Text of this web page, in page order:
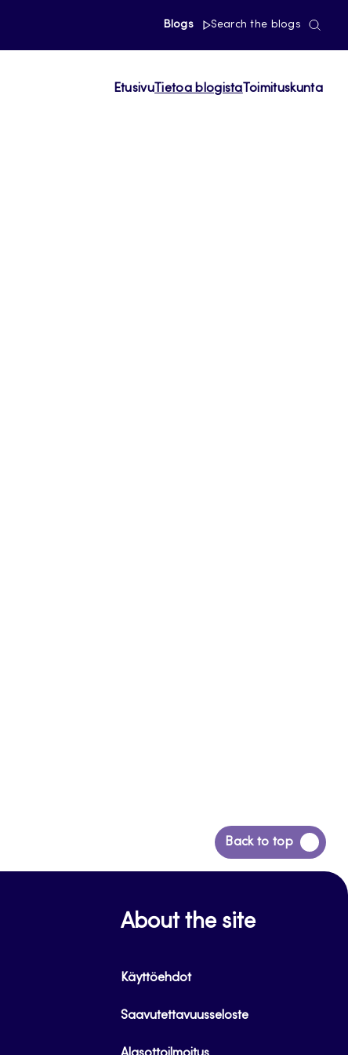
Blogs Search the blogs
Etusivu Tietoa blogista Toimituskunta
Back to top
Siirry
takaisin
About the site
Käyttöehdot
Saavutettavuusseloste